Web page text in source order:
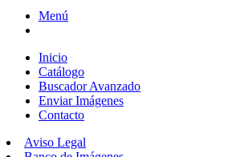
Menú
Inicio
Catálogo
Buscador Avanzado
Enviar Imágenes
Contacto
Aviso Legal